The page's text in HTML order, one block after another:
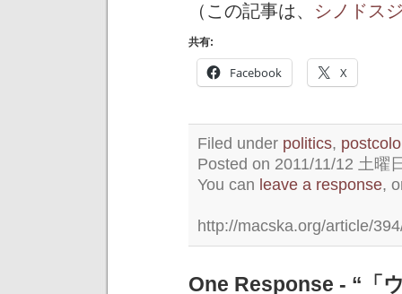
（この記事は、 シノドス
共有:
Facebook X
Filed under politics,
Posted on 2011/11/12 土曜
You can leave a response,
http://macska.org/article/
One Response - “「